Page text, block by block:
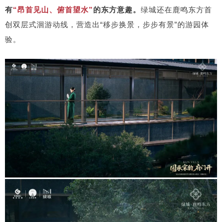
有“昂首见山、俯首望水”的东方意趣。 绿城还在鹿鸣东方首
创双层式洄游动线，营造出“移步换景，步步有景”的游园体
验。